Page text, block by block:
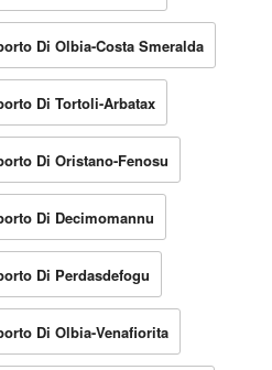
Di Olbia-Costa Smeralda
Di Tortoli-Arbatax
Di Oristano-Fenosu
Di Decimomannu
Di Perdasdefogu
Di Olbia-Venafiorita